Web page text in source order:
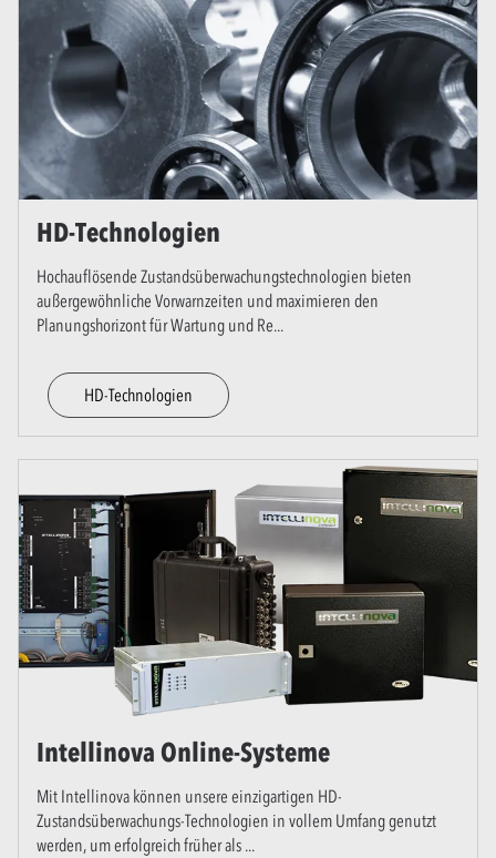
HD-Technologien
Hochauflösende Zustandsüberwachungstechnologien bieten
außergewöhnliche Vorwarnzeiten und maximieren den
Planungshorizont für Wartung und Re...
HD-Technologien
Intellinova Online-Systeme
Mit Intellinova können unsere einzigartigen HD-
Zustandsüberwachungs-Technologien in vollem Umfang genutzt
werden, um erfolgreich früher als ...